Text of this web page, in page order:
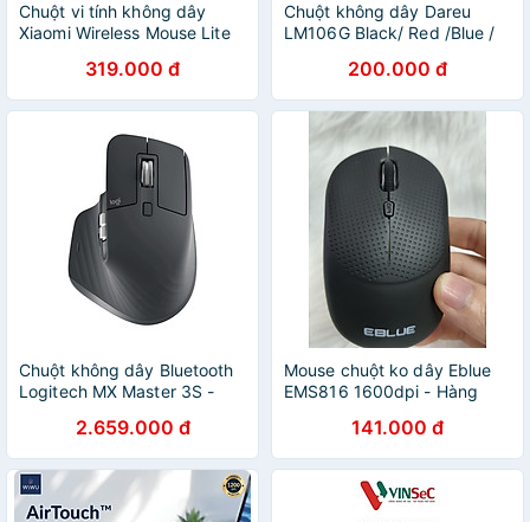
Chuột vi tính không dây
Xiaomi Wireless Mouse Lite
- Hàng chính hãng
319.000 đ
Chuột không dây Dareu
LM106G Black/ Red /Blue /
tháng Hàng Chính Hãng
200.000 đ
Chuột không dây Bluetooth
Logitech MX Master 3S -
2.659.000 đ
Mouse chuột ko dây Eblue
EMS816 1600dpi - Hàng
141.000 đ